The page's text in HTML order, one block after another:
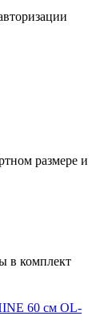
размере и
в комплект
60 см OL-